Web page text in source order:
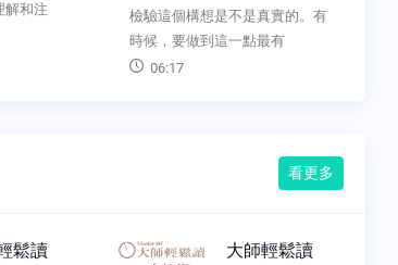
解和注
檢驗這個構想是不是真實的。有
時候，要做到這一點最有
06:17
看更多
鬆讀 大師輕鬆讀